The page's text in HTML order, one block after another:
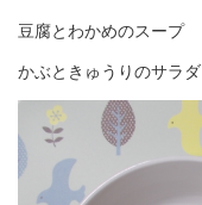
豆腐とわかめのスープ
かぶときゅうりのサラダ